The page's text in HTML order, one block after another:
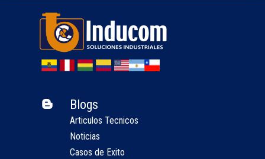
 Blogs
Articulos Tecnicos
Noticias
Casos de Exito